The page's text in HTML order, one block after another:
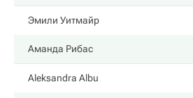
Эмили Уитмайр
Аманда Рибас
Aleksandra Albu